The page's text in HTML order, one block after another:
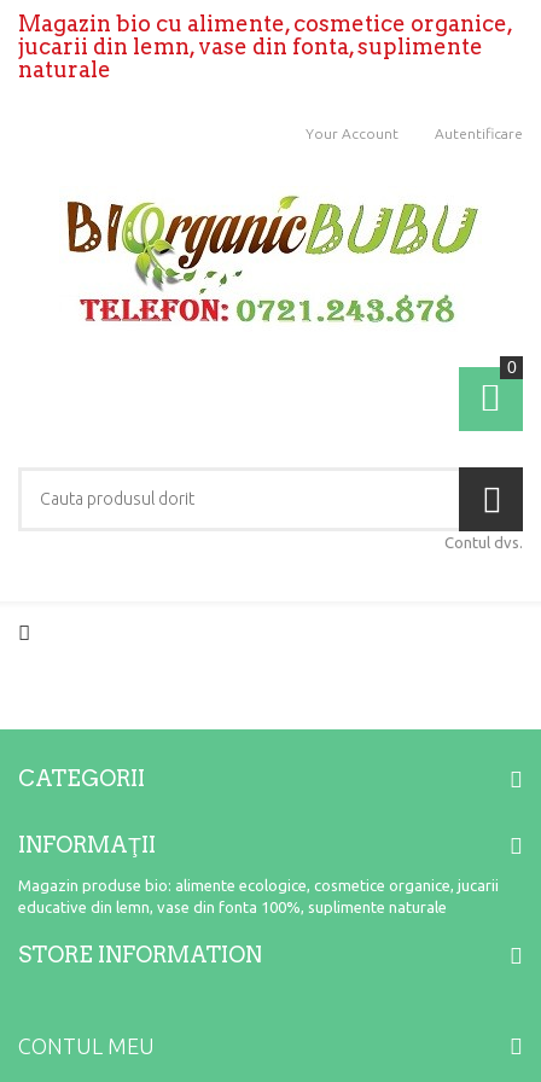
Magazin bio cu alimente, cosmetice organice,
jucarii din lemn, vase din fonta, suplimente
naturale
Autentificare
Your Account
0
Contul dvs.
CATEGORII
INFORMAŢII
Magazin produse bio: alimente ecologice, cosmetice organice, jucarii
educative din lemn, vase din fonta 100%, suplimente naturale
STORE INFORMATION
CONTUL MEU